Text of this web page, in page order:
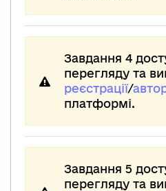
Завдання 4
перегляду та
реєстрації/
платформі.
Завдання 5
перегляду та